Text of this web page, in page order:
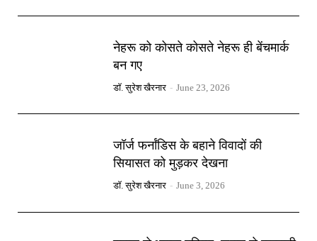
नेहरू को कोसते कोसते नेहरू ही बेंचमार्क
बन गए
डॉ. सुरेश खैरनार - June 23, 2026
जॉर्ज फर्नांडिस के बहाने विवादों की
सियासत को मुड़कर देखना
डॉ. सुरेश खैरनार - June 3, 2026